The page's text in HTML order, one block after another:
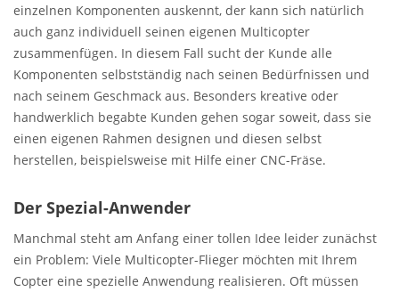
einzelnen Komponenten auskennt, der kann sich natürlich
auch ganz individuell seinen eigenen Multicopter
zusammenfügen. In diesem Fall sucht der Kunde alle
Komponenten selbstständig nach seinen Bedürfnissen und
nach seinem Geschmack aus. Besonders kreative oder
handwerklich begabte Kunden gehen sogar soweit, dass sie
einen eigenen Rahmen designen und diesen selbst
herstellen, beispielsweise mit Hilfe einer CNC-Fräse.
Der Spezial-Anwender
Manchmal steht am Anfang einer tollen Idee leider zunächst
ein Problem: Viele Multicopter-Flieger möchten mit Ihrem
Copter eine spezielle Anwendung realisieren. Oft müssen